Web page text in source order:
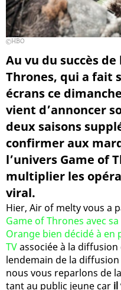
HBO
Au vu du succès
Thrones, qui a fait
écrans ce
vient d’annoncer
deux saisons
confirmer aux
l’univers Game of
multiplier les
viral.
Hier, Air of melty vous a
Game of Thrones avec
Orange bien décidé à en
TVassociée à la
lendemain de la
nous vous reparlons de
tant au public jeune car il